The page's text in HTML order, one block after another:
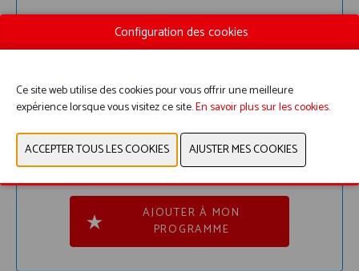
FN
PLUS D'INFOS
AJOUTER À MON
PROGRAMME
Configuration des cookies
Ce site web utilise des cookies pour vous offrir une meilleure
expérience lorsque vous visitez ce site.En savoir plus sur les cookies.